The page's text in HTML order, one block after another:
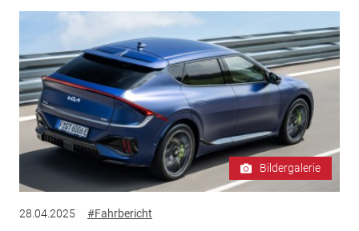
Bildergalerie
28.04.2025 #Fahrbericht